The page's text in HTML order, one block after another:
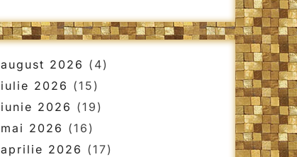
august 2026 (4)
iulie 2026 (15)
iunie 2026 (19)
mai 2026 (16)
aprilie 2026 (17)